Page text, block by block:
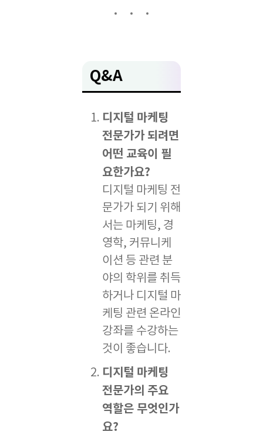
Q&A
디지털 마케팅
전문가가 되려면
어떤 교육이 필
요한가요?
디지털 마케팅 전
문가가 되기 위해
서는 마케팅, 경
영학, 커뮤니케
이션 등 관련 분
야의 학위를 취득
하거나 디지털 마
케팅 관련 온라인
강좌를 수강하는
것이 좋습니다.
디지털 마케팅
전문가의 주요
역할은 무엇인가
요?